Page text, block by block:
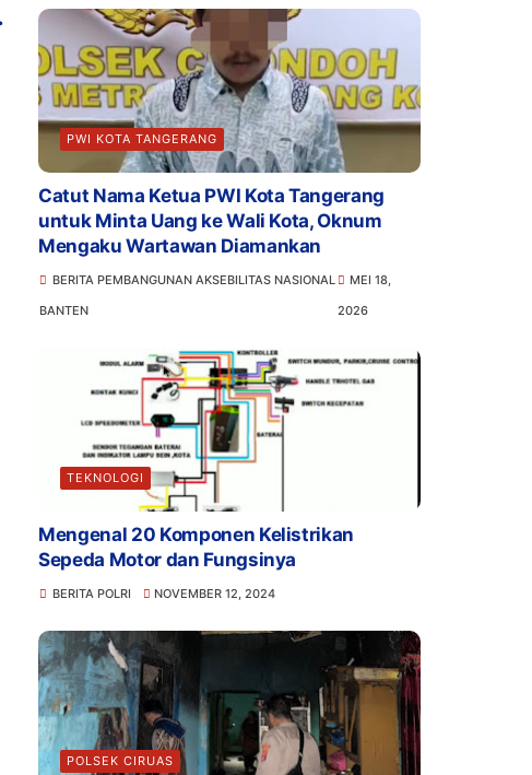
PWI KOTA TANGERANG
Catut Nama Ketua PWI Kota Tangerang
untuk Minta Uang ke Wali Kota, Oknum
Mengaku Wartawan Diamankan
BERITA PEMBANGUNAN AKSEBILITAS NASIONAL
BANTEN
MEI 18,
2026
TEKNOLOGI
Mengenal 20 Komponen Kelistrikan
Sepeda Motor dan Fungsinya
BERITA POLRI NOVEMBER 12, 2024
POLSEK CIRUAS